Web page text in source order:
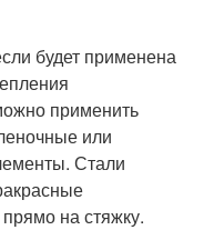
будет применена
применить
или
Стали
на стяжку.